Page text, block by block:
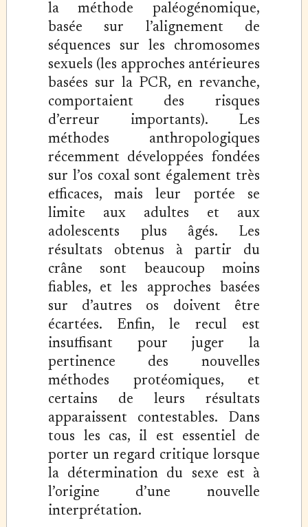
la méthode paléogénomique,
basée sur l’alignement de
séquences sur les chromosomes
sexuels (les approches antérieures
basées sur la PCR, en revanche,
comportaient des risques
d’erreur importants). Les
méthodes anthropologiques
récemment développées fondées
sur l’os coxal sont également très
efficaces, mais leur portée se
limite aux adultes et aux
adolescents plus âgés. Les
résultats obtenus à partir du
crâne sont beaucoup moins
fiables, et les approches basées
sur d’autres os doivent être
écartées. Enfin, le recul est
insuffisant pour juger la
pertinence des nouvelles
méthodes protéomiques, et
certains de leurs résultats
apparaissent contestables. Dans
tous les cas, il est essentiel de
porter un regard critique lorsque
la détermination du sexe est à
l’origine d’une nouvelle
interprétation.